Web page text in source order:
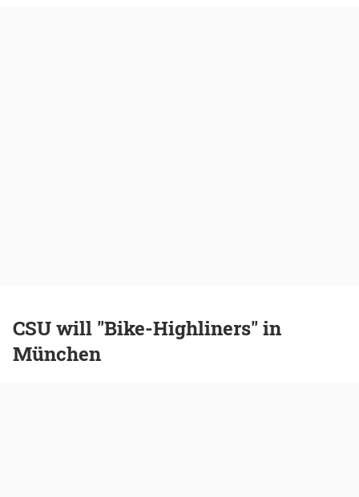
CSU will "Bike-Highliners" in
München